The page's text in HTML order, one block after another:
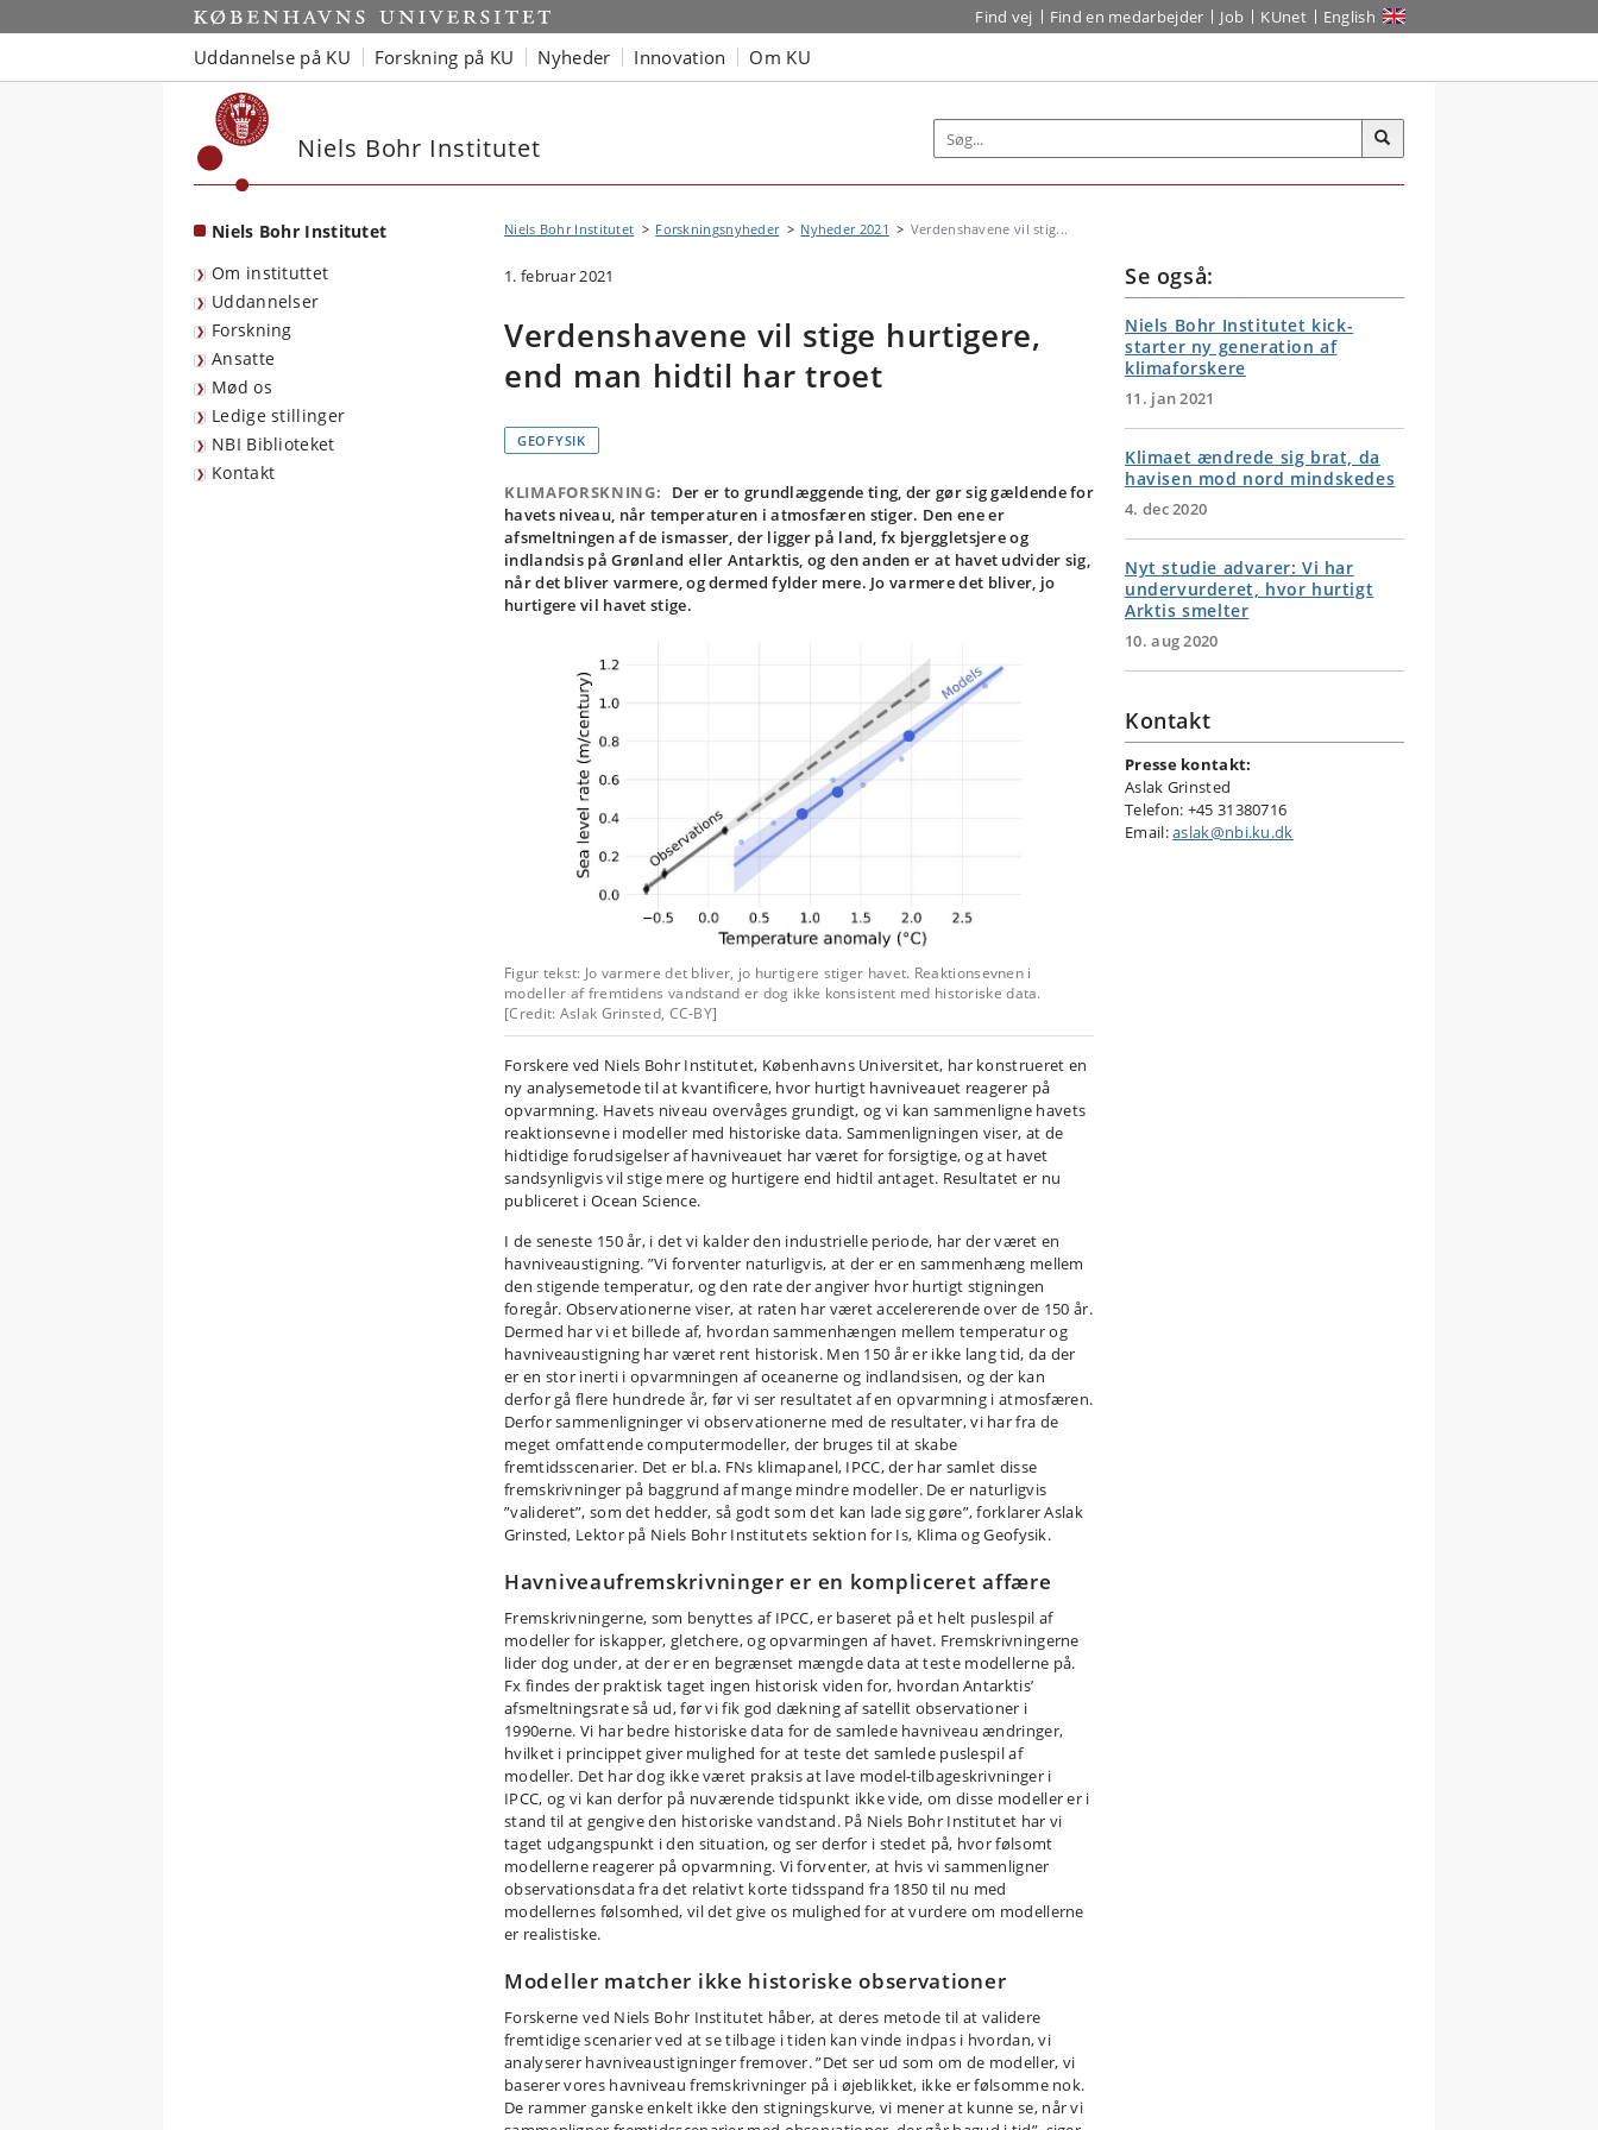
Start Find vej Find en medarbejder Job KUnet English
Uddannelse på KU Forskning på KU Nyheder Innovation Om KU
Niels Bohr Institutet
Niels Bohr Institutet
Om instituttet
Uddannelser
Forskning
Ansatte
Mød os
Ledige stillinger
NBI Biblioteket
Kontakt
Niels Bohr Institutet Forskningsnyheder Nyheder 2021 Verdenshavene vil stig...
1. februar 2021
Verdenshavene vil stige hurtigere,
end man hidtil har troet
GEOFYSIK
KLIMAFORSKNING:
Der er to grundlæggende ting, der gør sig gældende for
havets niveau, når temperaturen i atmosfæren stiger. Den ene er
afsmeltningen af de ismasser, der ligger på land, fx bjerggletsjere og
indlandsis på Grønland eller Antarktis, og den anden er at havet udvider sig,
når det bliver varmere, og dermed fylder mere. Jo varmere det bliver, jo
hurtigere vil havet stige.
Figur tekst: Jo varmere det bliver, jo hurtigere stiger havet. Reaktionsevnen i
modeller af fremtidens vandstand er dog ikke konsistent med historiske data.
[Credit: Aslak Grinsted, CC-BY]
Forskere ved Niels Bohr Institutet, Københavns Universitet, har konstrueret en
ny analysemetode til at kvantificere, hvor hurtigt havniveauet reagerer på
opvarmning. Havets niveau overvåges grundigt, og vi kan sammenligne havets
reaktionsevne i modeller med historiske data. Sammenligningen viser, at de
hidtidige forudsigelser af havniveauet har været for forsigtige, og at havet
sandsynligvis vil stige mere og hurtigere end hidtil antaget. Resultatet er nu
publiceret i Ocean Science.
I de seneste 150 år, i det vi kalder den industrielle periode, har der været en
havniveaustigning. ”Vi forventer naturligvis, at der er en sammenhæng mellem
den stigende temperatur, og den rate der angiver hvor hurtigt stigningen
foregår. Observationerne viser, at raten har været accelererende over de 150 år.
Dermed har vi et billede af, hvordan sammenhængen mellem temperatur og
havniveaustigning har været rent historisk. Men 150 år er ikke lang tid, da der
er en stor inerti i opvarmningen af oceanerne og indlandsisen, og der kan
derfor gå flere hundrede år, før vi ser resultatet af en opvarmning i atmosfæren.
Derfor sammenligninger vi observationerne med de resultater, vi har fra de
meget omfattende computermodeller, der bruges til at skabe
fremtidsscenarier. Det er bl.a. FNs klimapanel, IPCC, der har samlet disse
fremskrivninger på baggrund af mange mindre modeller. De er naturligvis
”valideret”, som det hedder, så godt som det kan lade sig gøre”, forklarer Aslak
Grinsted, Lektor på Niels Bohr Institutets sektion for Is, Klima og Geofysik.
Havniveaufremskrivninger er en kompliceret affære
Fremskrivningerne, som benyttes af IPCC, er baseret på et helt puslespil af
modeller for iskapper, gletchere, og opvarmingen af havet. Fremskrivningerne
lider dog under, at der er en begrænset mængde data at teste modellerne på.
Fx findes der praktisk taget ingen historisk viden for, hvordan Antarktis’
afsmeltningsrate så ud, før vi fik god dækning af satellit observationer i
1990erne. Vi har bedre historiske data for de samlede havniveau ændringer,
hvilket i princippet giver mulighed for at teste det samlede puslespil af
modeller. Det har dog ikke været praksis at lave model-tilbageskrivninger i
IPCC, og vi kan derfor på nuværende tidspunkt ikke vide, om disse modeller er i
stand til at gengive den historiske vandstand. På Niels Bohr Institutet har vi
taget udgangspunkt i den situation, og ser derfor i stedet på, hvor følsomt
modellerne reagerer på opvarmning. Vi forventer, at hvis vi sammenligner
observationsdata fra det relativt korte tidsspand fra 1850 til nu med
modellernes følsomhed, vil det give os mulighed for at vurdere om modellerne
er realistiske.
Modeller matcher ikke historiske observationer
Forskerne ved Niels Bohr Institutet håber, at deres metode til at validere
fremtidige scenarier ved at se tilbage i tiden kan vinde indpas i hvordan, vi
analyserer havniveaustigninger fremover. ”Det ser ud som om de modeller, vi
baserer vores havniveau fremskrivninger på i øjeblikket, ikke er følsomme nok.
De rammer ganske enkelt ikke den stigningskurve, vi mener at kunne se, når vi
Se også:
Niels Bohr Institutet kick-
starter ny generation af
klimaforskere
11. jan 2021
Klimaet ændrede sig brat, da
havisen mod nord mindskedes
4. dec 2020
Nyt studie advarer: Vi har
undervurderet, hvor hurtigt
Arktis smelter
10. aug 2020
Kontakt
Presse kontakt:
Aslak Grinsted
Telefon: +45 31380716
Email:aslak@nbi.ku.dk